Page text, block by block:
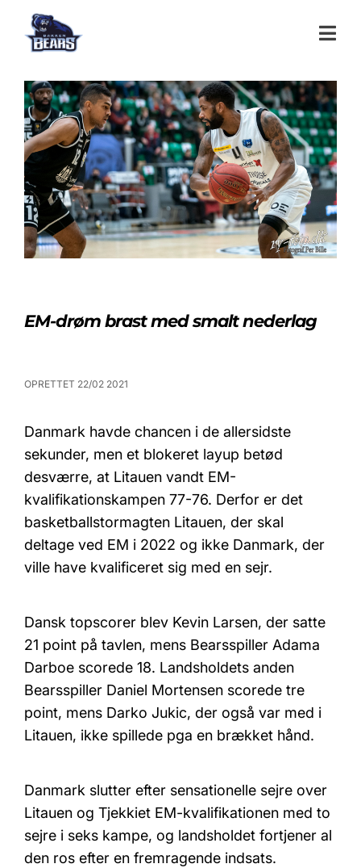
EM-drøm brast med smalt nederlag
OPRETTET 22/02 2021
Danmark havde chancen i de allersidste
sekunder, men et blokeret layup betød
desværre, at Litauen vandt EM-
kvalifikationskampen 77-76. Derfor er det
basketballstormagten Litauen, der skal
deltage ved EM i 2022 og ikke Danmark, der
ville have kvalificeret sig med en sejr.
Dansk topscorer blev Kevin Larsen, der satte
21 point på tavlen, mens Bearsspiller Adama
Darboe scorede 18. Landsholdets anden
Bearsspiller Daniel Mortensen scorede tre
point, mens Darko Jukic, der også var med i
Litauen, ikke spillede pga en brækket hånd.
Danmark slutter efter sensationelle sejre over
Litauen og Tjekkiet EM-kvalifikationen med to
sejre i seks kampe, og landsholdet fortjener al
den ros efter en fremragende indsats.